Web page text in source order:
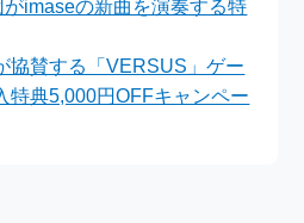
imaseの新曲を演奏する特
協賛する「VERSUS」ゲー
特典5,000円OFFキャンペー